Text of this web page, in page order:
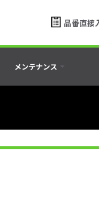
品番直接
メンテナンス